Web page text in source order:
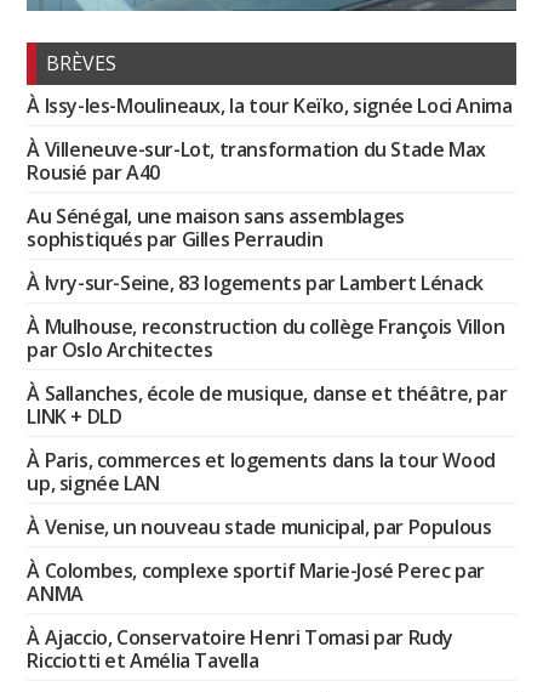
BRÈVES
À Issy-les-Moulineaux, la tour Keïko, signée Loci Anima
À Villeneuve-sur-Lot, transformation du Stade Max
Rousié par A40
Au Sénégal, une maison sans assemblages
sophistiqués par Gilles Perraudin
À Ivry-sur-Seine, 83 logements par Lambert Lénack
À Mulhouse, reconstruction du collège François Villon
par Oslo Architectes
À Sallanches, école de musique, danse et théâtre, par
LINK + DLD
À Paris, commerces et logements dans la tour Wood
up, signée LAN
À Venise, un nouveau stade municipal, par Populous
À Colombes, complexe sportif Marie-José Perec par
ANMA
À Ajaccio, Conservatoire Henri Tomasi par Rudy
Ricciotti et Amélia Tavella